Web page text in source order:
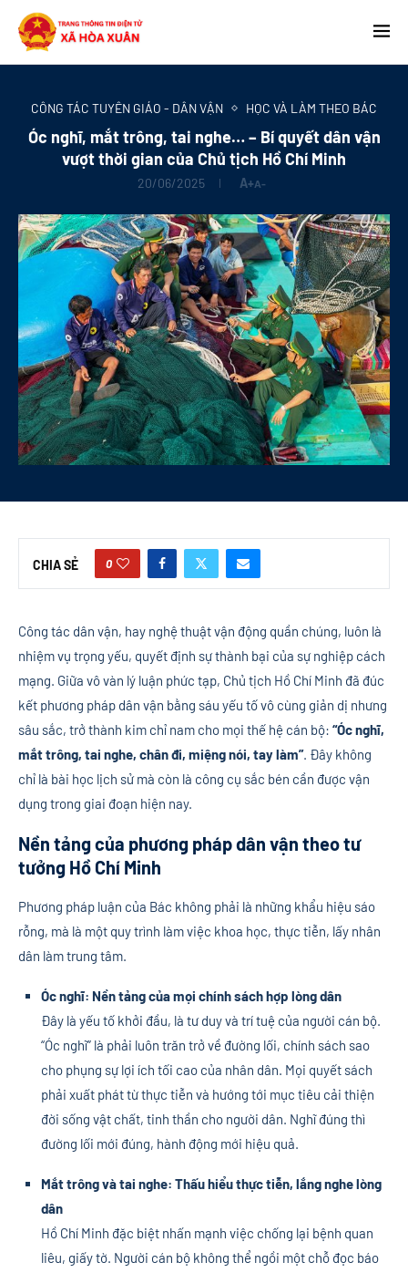
CÔNG TÁC TUYÊN GIÁO - DÂN VẬN HỌC VÀ LÀM THEO BÁC
Óc nghĩ, mắt trông, tai nghe… – Bí quyết dân vận
vượt thời gian của Chủ tịch Hồ Chí Minh
20/06/2025 A+A-
CHIA SẺ 0
Công tác dân vận, hay nghệ thuật vận động quần chúng, luôn là
nhiệm vụ trọng yếu, quyết định sự thành bại của sự nghiệp cách
mạng. Giữa vô vàn lý luận phức tạp, Chủ tịch Hồ Chí Minh đã đúc
kết phương pháp dân vận bằng sáu yếu tố vô cùng giản dị nhưng
sâu sắc, trở thành kim chỉ nam cho mọi thế hệ cán bộ: “Óc nghĩ,
mắt trông, tai nghe, chân đi, miệng nói, tay làm”. Đây không
chỉ là bài học lịch sử mà còn là công cụ sắc bén cần được vận
dụng trong giai đoạn hiện nay.
Nền tảng của phương pháp dân vận theo tư
tưởng Hồ Chí Minh
Phương pháp luận của Bác không phải là những khẩu hiệu sáo
rỗng, mà là một quy trình làm việc khoa học, thực tiễn, lấy nhân
dân làm trung tâm.
Óc nghĩ: Nền tảng của mọi chính sách hợp lòng dân
Đây là yếu tố khởi đầu, là tư duy và trí tuệ của người cán bộ.
“Óc nghĩ” là phải luôn trăn trở về đường lối, chính sách sao
cho phụng sự lợi ích tối cao của nhân dân. Mọi quyết sách
phải xuất phát từ thực tiễn và hướng tới mục tiêu cải thiện
đời sống vật chất, tinh thần cho người dân. Nghĩ đúng thì
đường lối mới đúng, hành động mới hiệu quả.
Mắt trông và tai nghe: Thấu hiểu thực tiễn, lắng nghe lòng
dân
Hồ Chí Minh đặc biệt nhấn mạnh việc chống lại bệnh quan
liêu, giấy tờ. Người cán bộ không thể ngồi một chỗ đọc báo